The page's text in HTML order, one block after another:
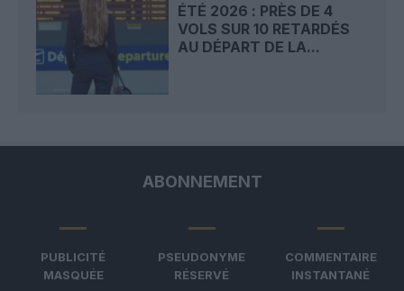
ÉTÉ 2026 : PRÈS DE 4
VOLS SUR 10 RETARDÉS
AU DÉPART DE LA...
ABONNEMENT
PUBLICITÉ
MASQUÉE
PSEUDONYME
RÉSERVÉ
COMMENTAIRE
INSTANTANÉ